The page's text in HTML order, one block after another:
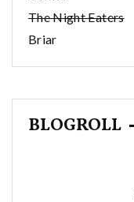
The Night Eaters
Briar
BLOGROLL